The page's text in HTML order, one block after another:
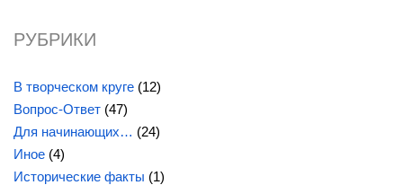
РУБРИКИ
В творческом круге (12)
Вопрос-Ответ (47)
Для начинающих… (24)
Иное (4)
Исторические факты (1)